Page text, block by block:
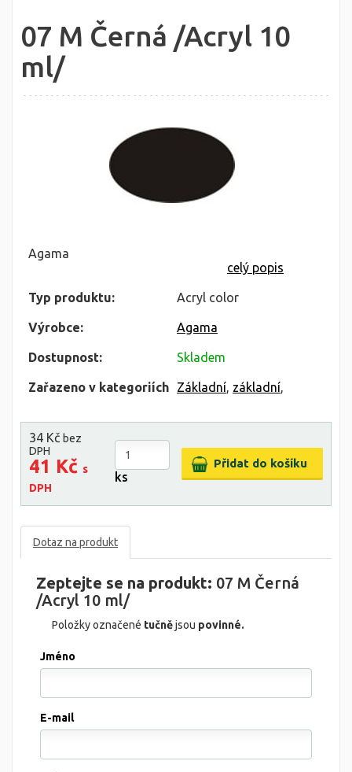
07 M Černá /Acryl 10
ml/
Agama
celý popis
Typ produktu: Acryl color
Výrobce: Agama
Dostupnost: Skladem
Zařazeno v kategoriích Základní, základní,
34 Kč bez
DPH
41 Kč s
DPH
ks
Dotaz na produkt
Zeptejte se na produkt: 07 M Černá
/Acryl 10 ml/
Položky označené tučnějsou povinné.
Jméno
E-mail